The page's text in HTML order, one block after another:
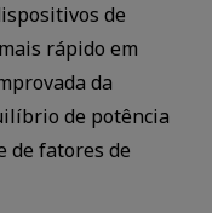
de
rápido em
da
de potência
de fatores de